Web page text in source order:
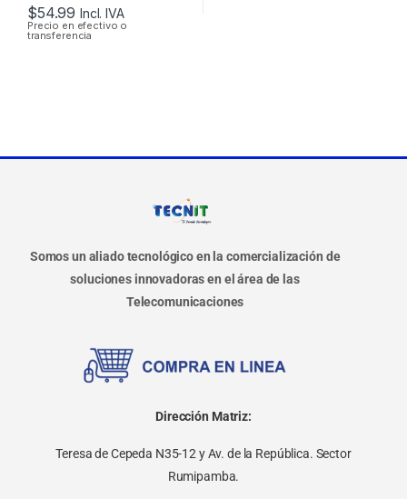
$54.99 Incl. IVA
Precio en efectivo o
transferencia
Somos un aliado tecnológico en la comercialización de
soluciones innovadoras en el área de las
Telecomunicaciones
Dirección Matriz:
Teresa de Cepeda N35-12 y Av. de la República. Sector
Rumipamba.